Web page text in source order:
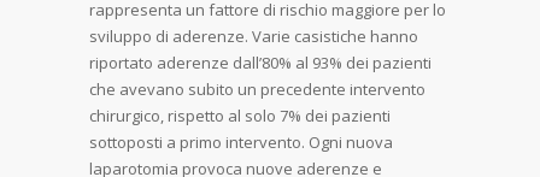
rappresenta un fattore di rischio maggiore per lo
sviluppo di aderenze. Varie casistiche hanno
riportato aderenze dall’80% al 93% dei pazienti
che avevano subito un precedente intervento
chirurgico, rispetto al solo 7% dei pazienti
sottoposti a primo intervento. Ogni nuova
laparotomia provoca nuove aderenze e